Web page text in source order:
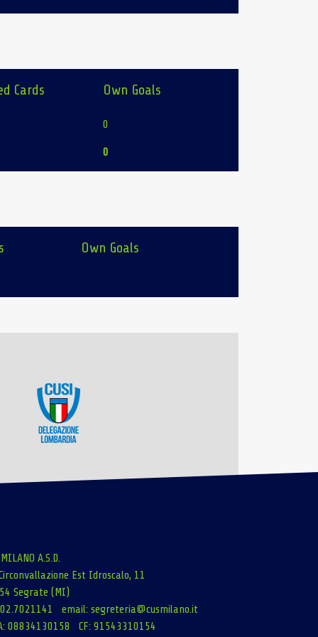
Cards Own Goals
0
0
Own Goals
A.S.D.
Est Idroscalo, 11
Segrate (MI)
02.7021141 email: segreteria@cusmilano.it
08834130158 CF: 91543310154